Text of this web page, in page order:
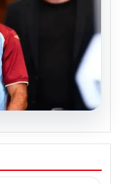
Kadrosu